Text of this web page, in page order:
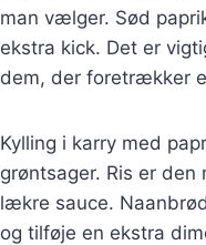
man vælger. Sød
ekstra kick. Det er
dem, der foretrækker
Kylling i karry med
grøntsager. Ris er
lækre sauce.
og tilføje en ekstra